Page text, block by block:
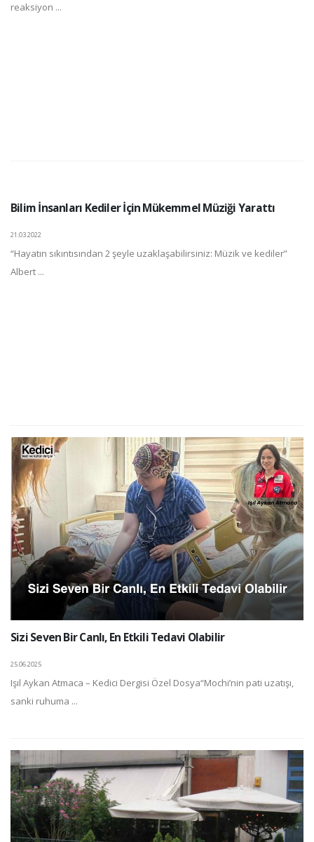
reaksiyon ...
Bilim İnsanları Kediler İçin Mükemmel Müziği Yarattı
21.03.2022
“Hayatın sıkıntısından 2 şeyle uzaklaşabilirsiniz: Müzik ve kediler”
Albert ...
Sizi Seven Bir Canlı, En Etkili Tedavi Olabilir
25.06.2025
Işıl Aykan Atmaca – Kedici Dergisi Özel Dosya“Mochi’nin pati uzatışı,
sanki ruhuma ...